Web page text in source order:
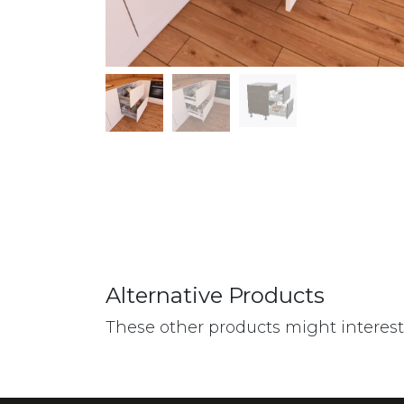
Alternative Products
These other products might